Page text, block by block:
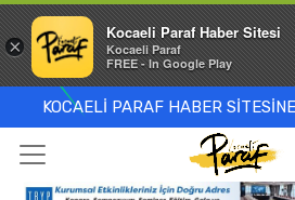
KOCAELİ PARAF HABER
×
Kocaeli Paraf Haber Sitesi
Kocaeli Paraf
FREE - In Google Play